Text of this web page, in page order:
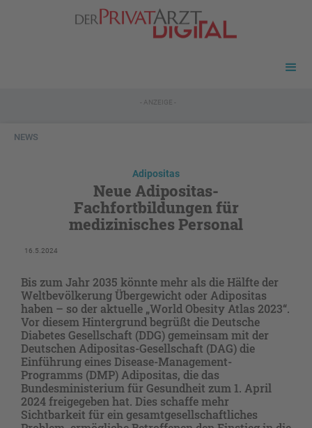
- ANZEIGE -
NEWS
Adipositas
Neue Adipositas-
Fachfortbildungen für
medizinisches Personal
16.5.2024
Bis zum Jahr 2035 könnte mehr als die Hälfte der
Weltbevölkerung Übergewicht oder Adipositas
haben – so der aktuelle „World Obesity Atlas 2023“.
Vor diesem Hintergrund begrüßt die Deutsche
Diabetes Gesellschaft (DDG) gemeinsam mit der
Deutschen Adipositas-Gesellschaft (DAG) die
Einführung eines Disease-Management-
Programms (DMP) Adipositas, die das
Bundesministerium für Gesundheit zum 1. April
2024 freigegeben hat. Dies schaffe mehr
Sichtbarkeit für ein gesamtgesellschaftliches